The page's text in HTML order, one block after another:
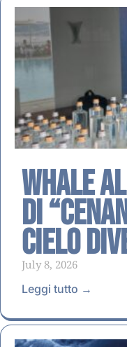
Whale
di
Cielo
July 8, 2026
Leggi tutto →